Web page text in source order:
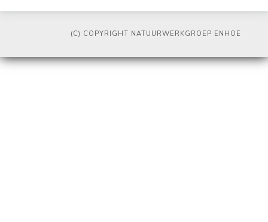
(C) COPYRIGHT NATUURWERKGROEP ENHOE